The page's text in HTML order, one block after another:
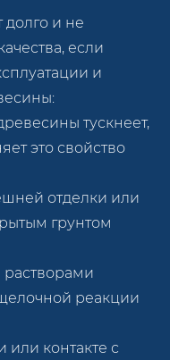
долго и не
если
и
тускнеет,
это свойство
отделки или
грунтом
реакции
контакте с